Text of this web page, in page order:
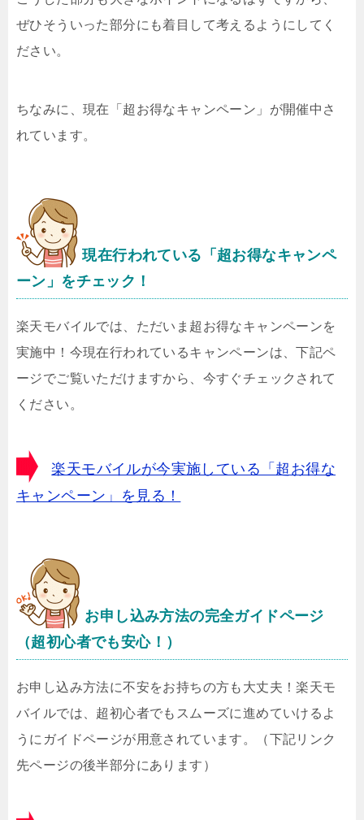
ぜひそういった部分にも着目して考えるようにしてく
ださい。
ちなみに、現在「超お得なキャンペーン」が開催中さ
れています。
現在行われている「超お得なキャンペ
ーン」をチェック！
楽天モバイルでは、ただいま超お得なキャンペーンを
実施中！今現在行われているキャンペーンは、下記ペ
ージでご覧いただけますから、今すぐチェックされて
ください。
楽天モバイルが今実施している「超お得な
キャンペーン」を見る！
お申し込み方法の完全ガイドページ
（超初心者でも安心！）
お申し込み方法に不安をお持ちの方も大丈夫！楽天モ
バイルでは、超初心者でもスムーズに進めていけるよ
うにガイドページが用意されています。（下記リンク
先ページの後半部分にあります）